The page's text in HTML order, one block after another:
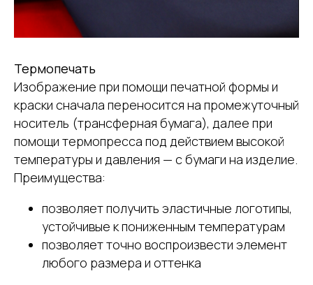
Термопечать
Изображение при помощи печатной формы и
краски сначала переносится на промежуточный
носитель (трансферная бумага), далее при
помощи термопресса под действием высокой
температуры и давления — с бумаги на изделие.
Преимущества:
позволяет получить эластичные логотипы,
устойчивые к пониженным температурам
позволяет точно воспроизвести элемент
любого размера и оттенка